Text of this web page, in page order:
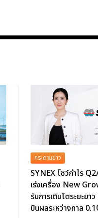
กระดานข่าว
SYNEX โชว์กำไร
เร่งเครื่อง New
รับการเติบโตระยะยา
ปันผลระหว่างกาล